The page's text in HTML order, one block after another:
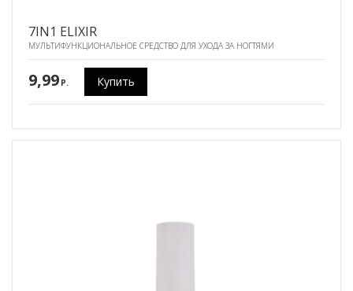
7IN1 ELIXIR
МУЛЬТИФУНКЦИОНАЛЬНОЕ СРЕДСТВО ДЛЯ УХОДА ЗА НОГТЯМИ
9,99 P. Купить